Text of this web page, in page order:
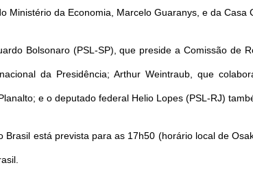
Ministério da Economia, Marcelo Guaranys, e da Casa
Bolsonaro (PSL-SP), que preside a Comissão de
da Presidência; Arthur Weintraub, que
e o deputado federal Helio Lopes (PSL-RJ)
Brasil está prevista para as 17h50 (horário local de